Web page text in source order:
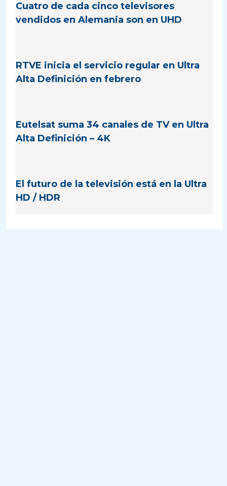
Cuatro de cada cinco televisores
vendidos en Alemania son en UHD
RTVE inicia el servicio regular en Ultra
Alta Definición en febrero
Eutelsat suma 34 canales de TV en Ultra
Alta Definición – 4K
El futuro de la televisión está en la Ultra
HD / HDR